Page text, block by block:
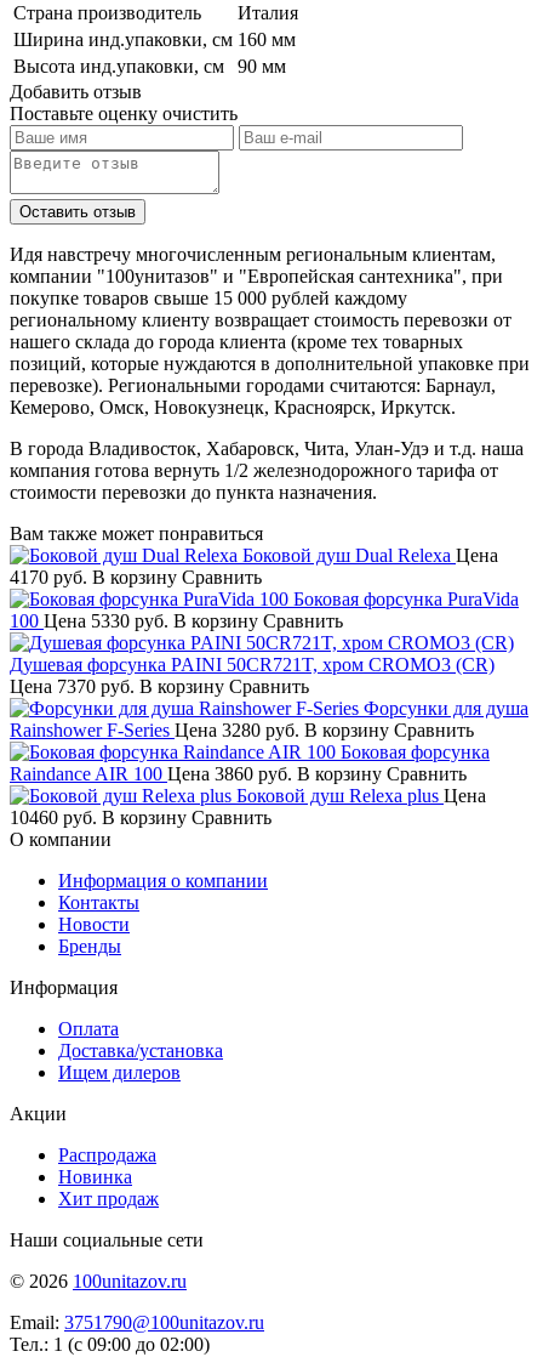
Страна производитель
Италия
Ширина инд.упаковки, см 160 мм
Высота инд.упаковки, см
90 мм
Добавить отзыв
Поставьте оценку очистить
Идя навстречу многочисленным региональным клиентам,
компании "100унитазов" и "Европейская сантехника", при
покупке товаров свыше 15 000 рублей каждому
региональному клиенту возвращает стоимость перевозки от
нашего склада до города клиента (кроме тех товарных
позиций, которые нуждаются в дополнительной упаковке при
перевозке). Региональными городами считаются: Барнаул,
Кемерово, Омск, Новокузнецк, Красноярск, Иркутск.
В города Владивосток, Хабаровск, Чита, Улан-Удэ и т.д. наша
компания готова вернуть 1/2 железнодорожного тарифа от
стоимости перевозки до пункта назначения.
Вам также может понравиться
Боковой душ Dual Relexa Цена
4170 руб. В корзину Сравнить
Боковая форсунка PuraVida
100 Цена 5330 руб. В корзину Сравнить
Душевая форсунка PAINI 50CR721T, хром CROMO3 (CR)
Цена 7370 руб. В корзину Сравнить
Форсунки для душа
Rainshower F-Series Цена 3280 руб. В корзину Сравнить
Боковая форсунка
Raindance AIR 100 Цена 3860 руб. В корзину Сравнить
Боковой душ Relexa plus Цена
10460 руб. В корзину Сравнить
О компании
Информация о компании
Контакты
Новости
Бренды
Информация
Оплата
Доставка/установка
Ищем дилеров
Акции
Распродажа
Новинка
Хит продаж
Наши социальные сети
© 2026 100unitazov.ru
Email: 3751790@100unitazov.ru
Тел.: 1 (с 09:00 до 02:00)